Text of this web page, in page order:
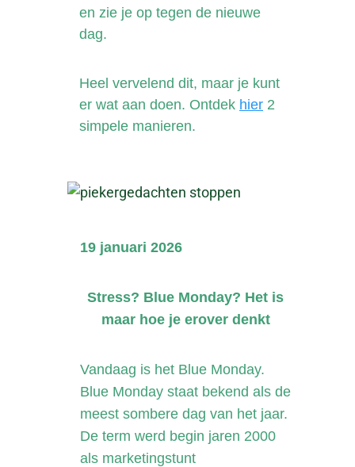
en zie je op tegen de nieuwe
dag.
Heel vervelend dit, maar je kunt
er wat aan doen. Ontdek hier 2
simpele manieren.
19 januari 2026
Stress? Blue Monday? Het is
maar hoe je erover denkt
Vandaag is het Blue Monday.
Blue Monday staat bekend als de
meest sombere dag van het jaar.
De term werd begin jaren 2000
als marketingstunt